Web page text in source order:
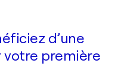
d’une
votre première